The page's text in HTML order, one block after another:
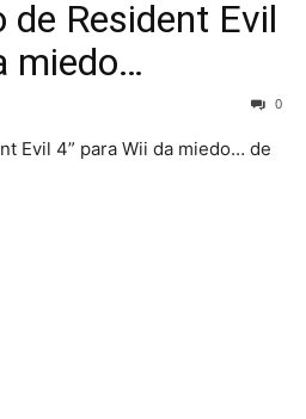
de Resident Evil
miedo…
0
Evil 4” para Wii da miedo… de